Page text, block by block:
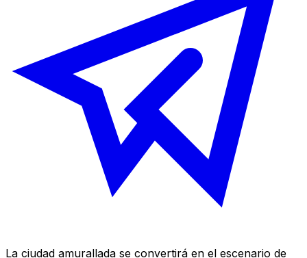
La ciudad amurallada se convertirá en el escenario de